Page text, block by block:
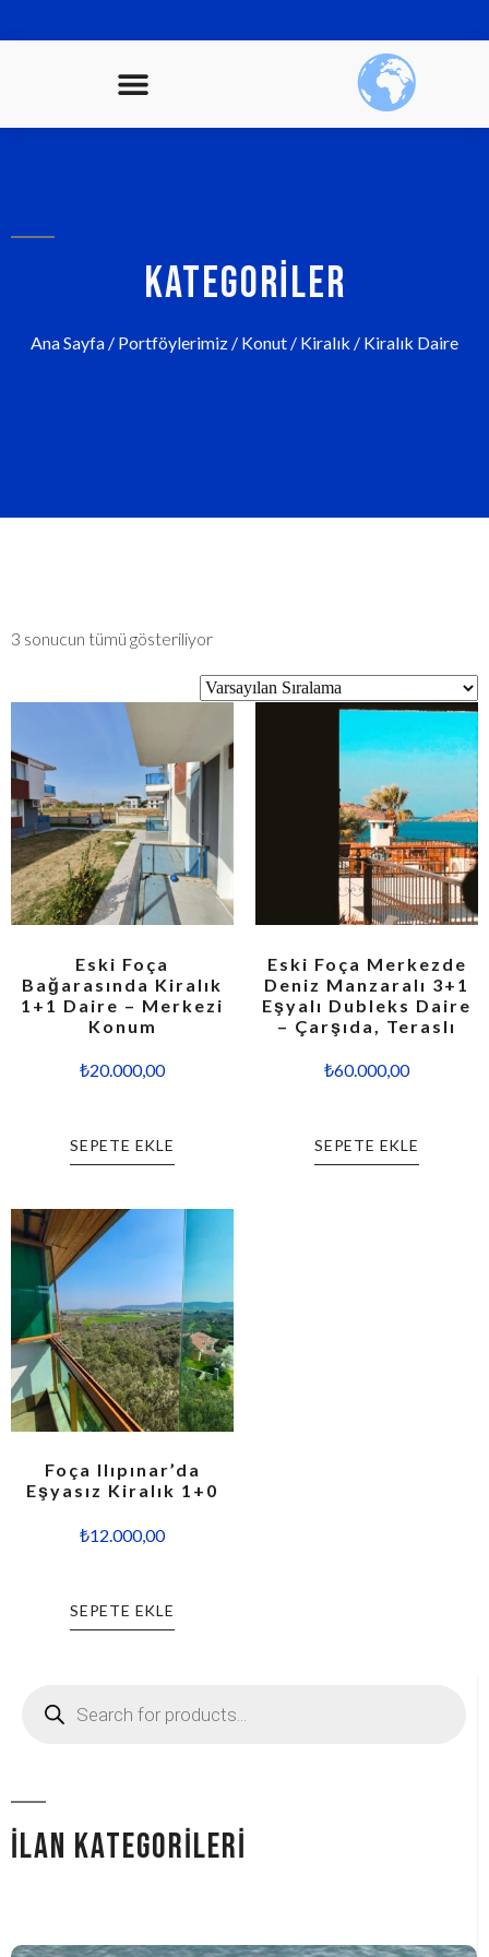
KATEGORILER
Ana Sayfa / Portföylerimiz / Konut / Kiralık / Kiralık Daire
İLAN KATEGORİLERİ
3 sonucun tümü gösteriliyor
Eski Foça
Bağarasında Kiralık
1+1 Daire – Merkezi
Konum
₺20.000,00
SEPETE EKLE
Eski Foça Merkezde
Deniz Manzaralı 3+1
Eşyalı Dubleks Daire
– Çarşıda, Teraslı
₺60.000,00
SEPETE EKLE
Foça Ilıpınar’da
Eşyasız Kiralık 1+0
₺12.000,00
SEPETE EKLE